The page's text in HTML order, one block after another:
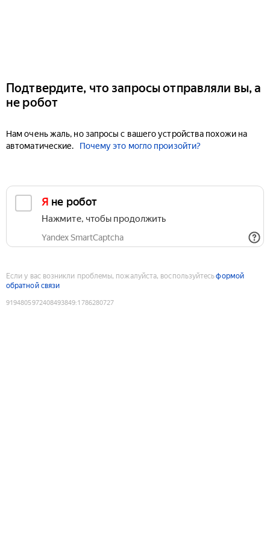
Подтвердите, что запросы отправляли вы, а
не робот
Нам очень жаль, но запросы с вашего устройства похожи на
автоматические.
Почему это могло произойти?
Я не робот
Нажмите, чтобы продолжить
Yandex SmartCaptcha
Если у вас возникли проблемы, пожалуйста, воспользуйтесьформой
обратной связи
9194805972408493849:1786280727